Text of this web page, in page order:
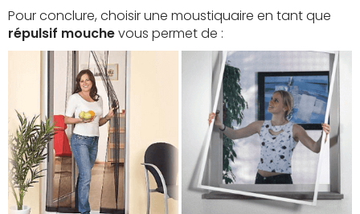
Pour conclure, choisir une moustiquaire en tant que
répulsif mouchevous permet de :